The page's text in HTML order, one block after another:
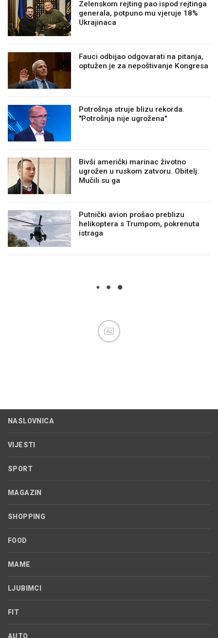
Zelenskom rejting pao ispod rejtinga
generala, potpuno mu vjeruje 18%
Ukrajinaca
Fauci odbijao odgovarati na pitanja,
optužen je za nepoštivanje Kongresa
Potrošnja struje blizu rekorda.
"Potrošnja nije ugrožena"
Bivši američki marinac životno
ugrožen u ruskom zatvoru. Obitelj:
Mučili su ga
Putnički avion prošao preblizu
helikoptera s Trumpom, pokrenuta
istraga
Ad
NASLOVNICA
VIJESTI
SPORT
MAGAZIN
SHOPPING
FOOD
MAME
LJUBIMCI
FIT
AUTO